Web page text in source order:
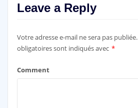
Leave a Reply
Votre adresse e-mail ne sera pas publiée.
obligatoires sont indiqués avec *
Comment